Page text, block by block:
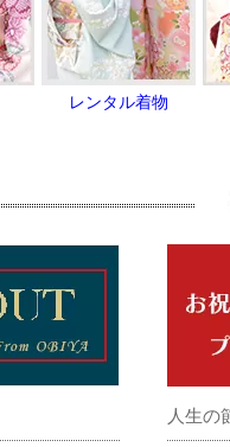
レンタル着物
人生の